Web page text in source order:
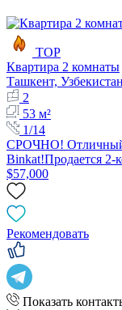
TOP
Квартира 2 комнаты
Ташкент, Узбекистан
2
53 м²
1/14
СРОЧНО! Отличный
Binkat! ​Продается
$57,000
Рекомендовать
Показать